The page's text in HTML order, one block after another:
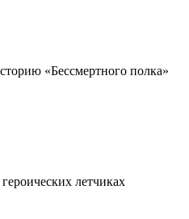
«Бессмертного полка»
летчиках